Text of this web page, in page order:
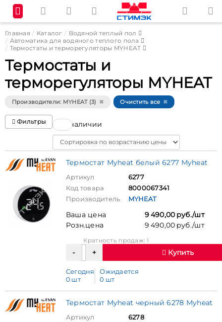
Главная Каталог
Водяной теплый пол
Автоматика для водяного теплого пола
Термостаты и терморегуляторы MYHEAT
Термостаты и
терморегуляторы MYHEAT
Производители: MYHEAT (3) Очистить все
Фильтры В наличии
Sort
Термостат Myheat белый 6277 Myheat
Артикул
6277
Код товара
8000067341
Производитель
MYHEAT
Ваша цена
9 490,00 руб./шт
Розн.цена
9 490,00 руб./шт
Кратность продаж: 1
Купить
Сегодня
0 шт
Ожидается
0 шт
Термостат Myheat черный 6278 Myheat
Артикул
6278